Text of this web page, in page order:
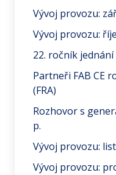
Vývoj provozu:
Vývoj provozu:
22. ročník
Partneři FAB CE
(FRA)
Rozhovor s
p.
Vývoj provozu:
Vývoj provozu: